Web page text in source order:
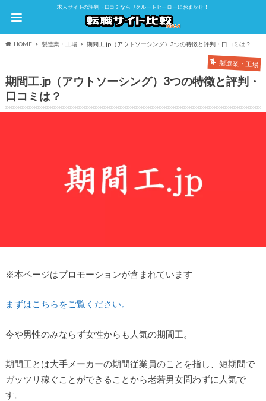
求人サイトの評判・口コミならリクルートヒーローにおまかせ！
HOME 製造業・工場 期間工.jp（アウトソーシング）3つの特徴と評判・口コミは？
製造業・工場
期間工.jp（アウトソーシング）3つの特徴と評判・
口コミは？
※本ページはプロモーションが含まれています
まずはこちらをご覧ください。
今や男性のみならず女性からも人気の期間工。
期間工とは大手メーカーの期間従業員のことを指し、短期間で
ガッツリ稼ぐことができることから老若男女問わずに人気で
す。